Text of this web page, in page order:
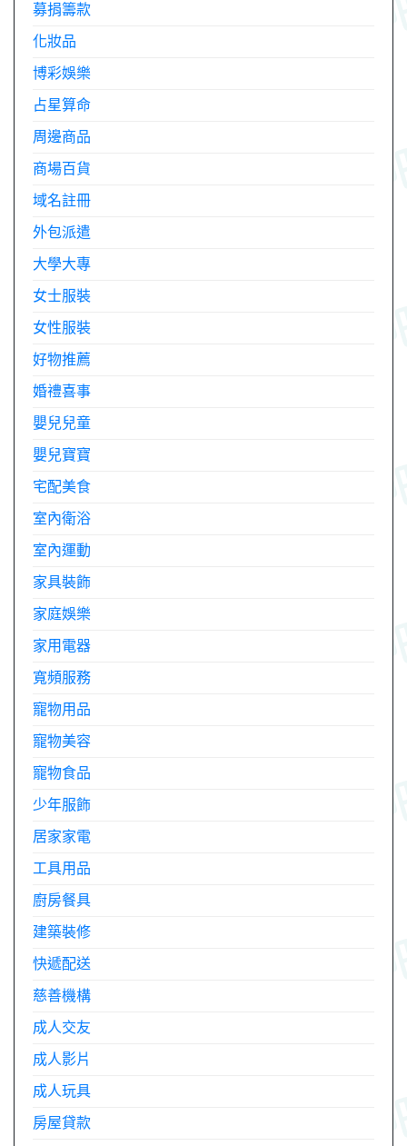
募捐籌款
化妝品
博彩娛樂
占星算命
周邊商品
商場百貨
域名註冊
外包派遣
大學大專
女士服裝
女性服裝
好物推薦
婚禮喜事
嬰兒兒童
嬰兒寶寶
宅配美食
室內衛浴
室內運動
家具裝飾
家庭娛樂
家用電器
寬頻服務
寵物用品
寵物美容
寵物食品
少年服飾
居家家電
工具用品
廚房餐具
建築裝修
快遞配送
慈善機構
成人交友
成人影片
成人玩具
房屋貸款